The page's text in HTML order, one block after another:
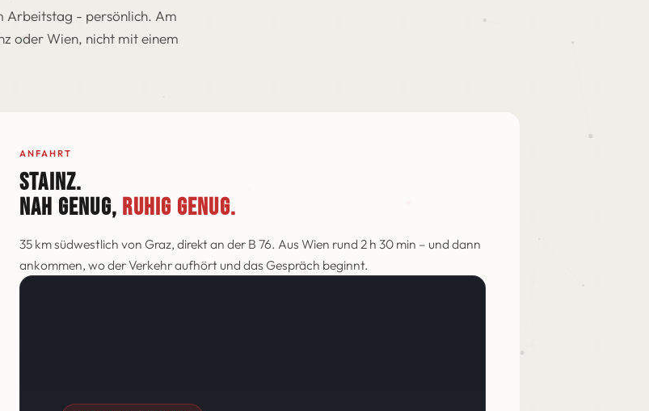
Arbeitstag - persönlich. Am
oder Wien, nicht mit einem
ANFAHRT
STAINZ.
NAH GENUG, RUHIG GENUG.
35 km südwestlich von Graz, direkt an der B 76. Aus Wien rund 2 h 30 min – und dann
ankommen, wo der Verkehr aufhört und das Gespräch beginnt.